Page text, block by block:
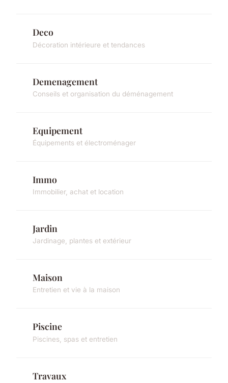
Deco
Décoration intérieure et tendances
Demenagement
Conseils et organisation du déménagement
Equipement
Équipements et électroménager
Immo
Immobilier, achat et location
Jardin
Jardinage, plantes et extérieur
Maison
Entretien et vie à la maison
Piscine
Piscines, spas et entretien
Travaux